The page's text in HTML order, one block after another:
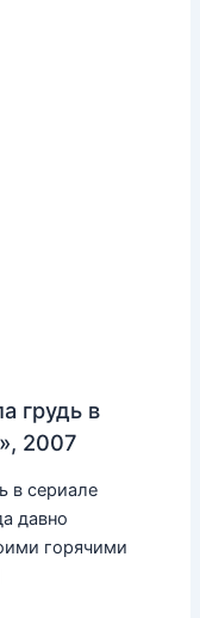
грудь в
2007
в сериале
давно
горячими